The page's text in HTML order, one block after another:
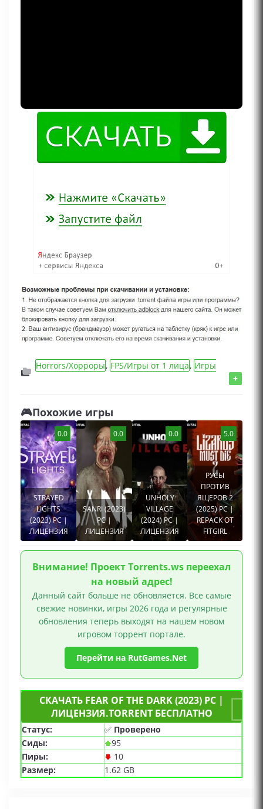
Horrors/Хорроры, FPS/Игры от 1 лица, Игры
+
🎮Похожие игры
0.0
STRAYED
LIGHTS
(2023) PC |
ЛИЦЕНЗИЯ
0.0
SANRI (2023)
PC |
ЛИЦЕНЗИЯ
0.0
UNHOLY
VILLAGE
(2024) PC |
ЛИЦЕНЗИЯ
5.0
РУСЫ
ПРОТИВ
ЯЩЕРОВ 2
(2025) PC |
REPACK ОТ
FITGIRL
Внимание! Проект Torrents.ws переехал
на новый адрес!
Данный сайт больше не обновляется. Все самые
свежие новинки, игры 2026 года и регулярные
обновления теперь выходят на нашем новом
игровом торрент портале.
Перейти на RutGames.Net
СКАЧАТЬ FEAR OF THE DARK (2023) PC |
ЛИЦЕНЗИЯ.TORRENT БЕСПЛАТНО
Статус: ✅ Проверено
Сиды:
95
Пиры:
10
Размер:
1.62 GB